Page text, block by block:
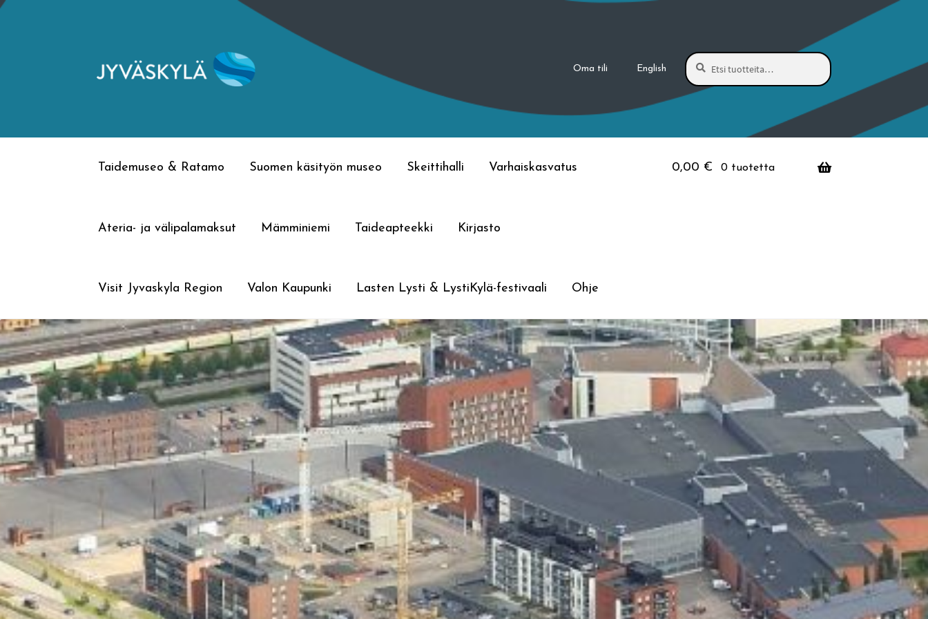
Siirry
Siirry
Oma tili English
Etsi:
Haku
Taidemuseo & Ratamo Suomen käsityön museo Skeittihalli Varhaiskasvatus
Ateria- ja välipalamaksut Mämminiemi Taideapteekki Kirjasto
Visit Jyvaskyla Region Valon Kaupunki Lasten Lysti & LystiKylä-festivaali Ohje
0,00 € 0 tuotetta